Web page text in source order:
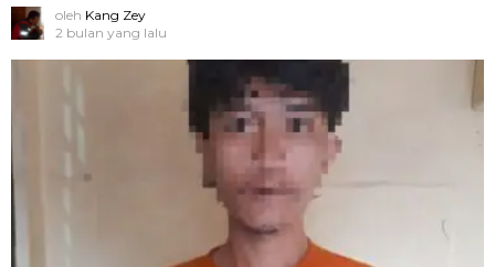
oleh Kang Zey
2 bulan yang lalu